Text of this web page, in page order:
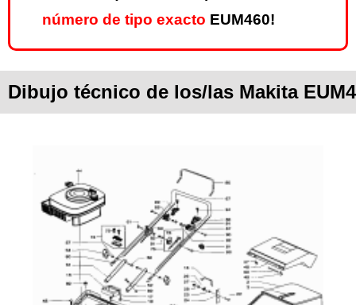
número de tipo exacto EUM460!
Dibujo técnico de los/las Makita